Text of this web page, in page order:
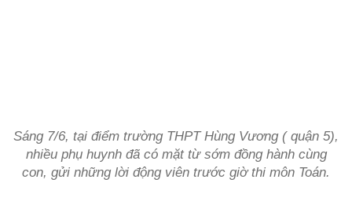
Sáng 7/6, tại điểm trường THPT Hùng Vương ( quận 5),
nhiều phụ huynh đã có mặt từ sớm đồng hành cùng
con, gửi những lời động viên trước giờ thi môn Toán.